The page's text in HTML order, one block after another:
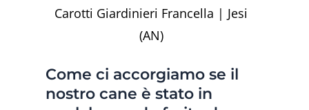
Carotti Giardinieri Francella | Jesi
(AN)
Come ci accorgiamo se il
nostro cane è stato in